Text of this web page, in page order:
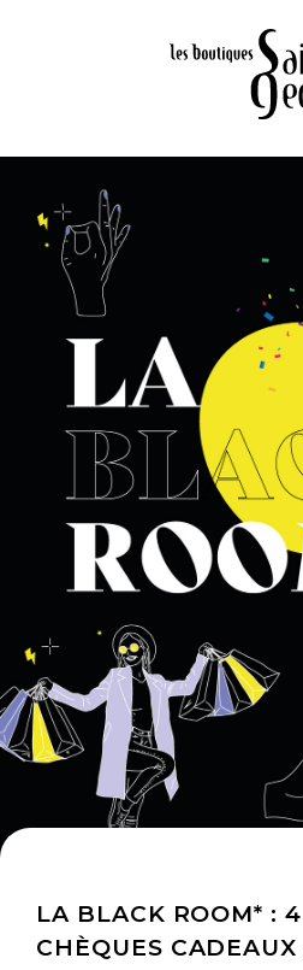
LA BLACK ROOM* :
CHÈQUES